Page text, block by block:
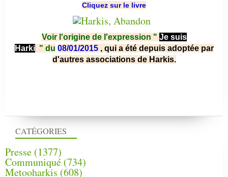
CATÉGORIES
Presse (1377)
Communiqué (734)
Metooharkis (608)
Cliquez sur le livre
Voir l'origine de l'expression " Je suis
Harki " du 08/01/2015 , qui a été depuis adoptée par
d'autres associations de Harkis.